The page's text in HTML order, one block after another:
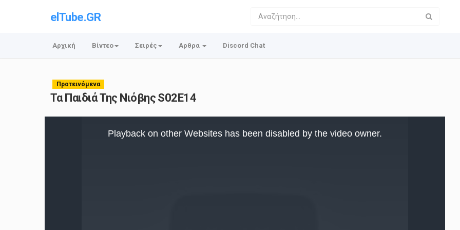
elTube.GR
Αρχική Βίντεο Σειρές Αρθρα Discord Chat
Προτεινόμενα
Τα Παιδιά Της Νιόβης S02E14
Playback on other Websites has been disabled by the video owner.